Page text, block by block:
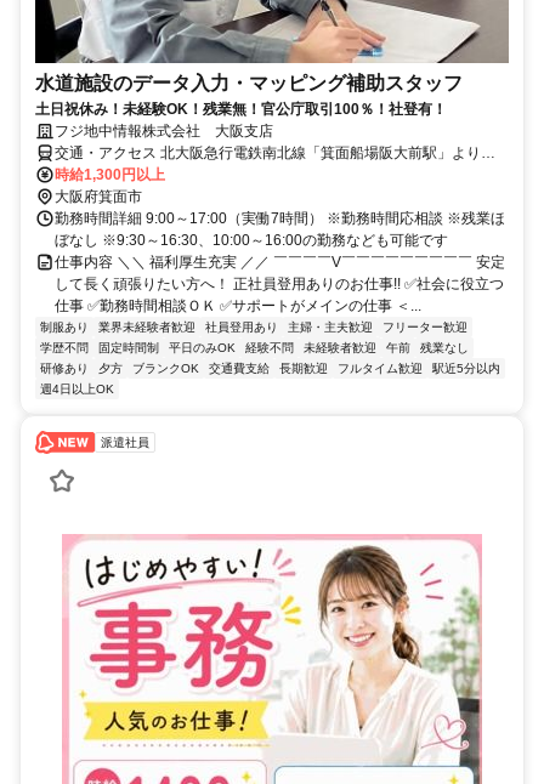
水道施設のデータ入力・マッピング補助スタッフ
土日祝休み！未経験OK！残業無！官公庁取引100％！社登有！
フジ地中情報株式会社 大阪支店
交通・アクセス 北大阪急行電鉄南北線「箕面船場阪大前駅」より徒
歩5分
時給1,300円以上
大阪府箕面市
勤務時間詳細 9:00～17:00（実働7時間） ※勤務時間応相談 ※残業ほ
ぼなし ※9:30～16:30、10:00～16:00の勤務なども可能です
仕事内容 ＼＼ 福利厚生充実 ／／ ￣￣￣￣V￣￣￣￣￣￣￣￣￣ 安定
して長く頑張りたい方へ！ 正社員登用ありのお仕事!! ✅社会に役立つ
仕事 ✅勤務時間相談ＯＫ ✅サポートがメインの仕事 ＜...
制服あり 業界未経験者歓迎 社員登用あり 主婦・主夫歓迎
フリーター歓迎
学歴不問
固定時間制 平日のみOK 経験不問 未経験者歓迎 午前
残業なし
研修あり
夕方 ブランクOK 交通費支給 長期歓迎 フルタイム歓迎
駅近5分以内
週4日以上OK
派遣社員